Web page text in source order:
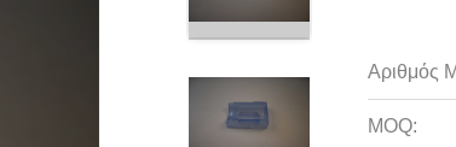
Αριθμός
MOQ: